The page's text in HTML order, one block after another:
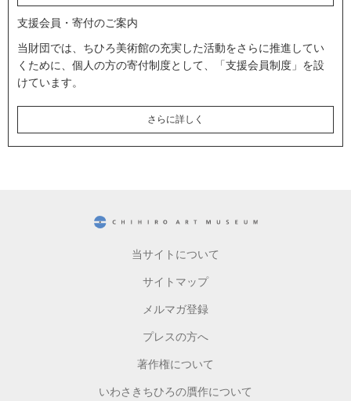
支援会員・寄付のご案内
当財団では、ちひろ美術館の充実した活動をさらに推進してい
くために、個人の方の寄付制度として、「支援会員制度」を設
けています。
さらに詳しく
当サイトについて
サイトマップ
メルマガ登録
プレスの方へ
著作権について
いわさきちひろの贋作について